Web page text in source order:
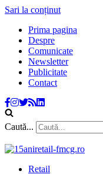
Sari la conținut
Prima pagina
Despre
Comunicate
Newsletter
Publicitate
Contact
Caută...
Retail